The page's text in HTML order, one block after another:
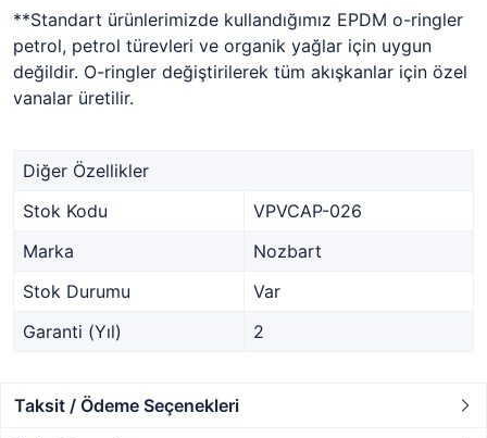
**Standart ürünlerimizde kullandığımız EPDM o-ringler
petrol, petrol türevleri ve organik yağlar için uygun
değildir. O-ringler değiştirilerek tüm akışkanlar için özel
vanalar üretilir.
Diğer Özellikler
Stok Kodu
VPVCAP-026
Marka
Nozbart
Stok Durumu
Var
Garanti (Yıl)
2
Taksit / Ödeme Seçenekleri